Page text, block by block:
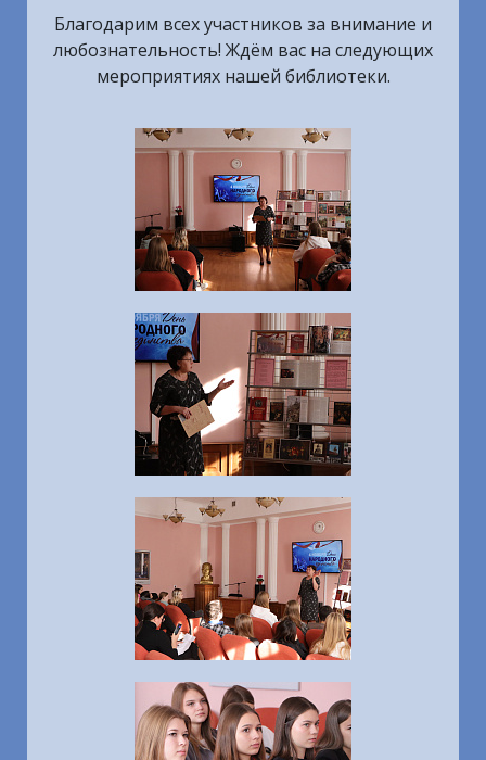
Благодарим всех участников за внимание и
любознательность! Ждём вас на следующих
мероприятиях нашей библиотеки.